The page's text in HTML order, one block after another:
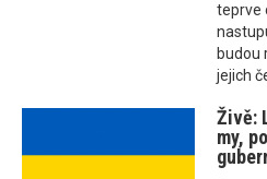
teprve
budou
jejich
Živě:
my,